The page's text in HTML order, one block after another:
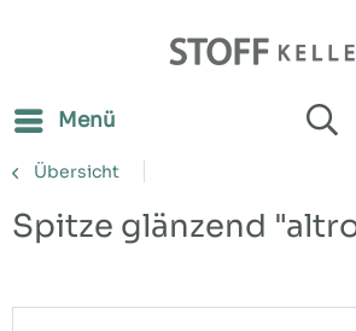
Menü
Übersicht
Spitze glänzend